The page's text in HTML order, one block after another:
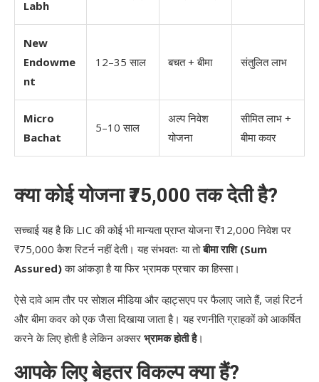
Labh
New
Endowme
nt
12–35 साल बचत + बीमा संतुलित लाभ
Micro
Bachat
5–10 साल
अल्प निवेश
योजना
सीमित लाभ +
बीमा कवर
क्या कोई योजना ₹75,000 तक देती है?
सच्चाई यह है कि LIC की कोई भी मान्यता प्राप्त योजना ₹12,000 निवेश पर
₹75,000 कैश रिटर्न नहीं देती। यह संभवतः या तोबीमा राशि (Sum
Assured)का आंकड़ा है या फिर भ्रामक प्रचार का हिस्सा।
ऐसे दावे आम तौर पर सोशल मीडिया और व्हाट्सएप पर फैलाए जाते हैं, जहां रिटर्न
और बीमा कवर को एक जैसा दिखाया जाता है। यह रणनीति ग्राहकों को आकर्षित
करने के लिए होती है लेकिन अक्सर भ्रामक होती है।
आपके लिए बेहतर विकल्प क्या हैं?